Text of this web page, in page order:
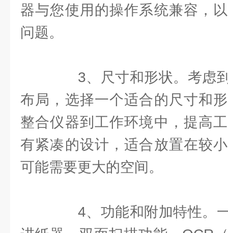
器与您使用的操作系统兼容，
问题。
3、尺寸和形状。考虑到
布局，选择一个适合的尺寸和
整合仪器到工作环境中，提高
有紧凑的设计，适合放置在较
可能需要更大的空间。
4、功能和附加特性。一